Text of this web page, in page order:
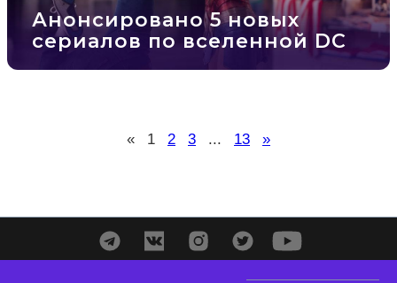
Анонсировано 5 новых
сериалов по вселенной DС
« 1 2 3 ... 13 »